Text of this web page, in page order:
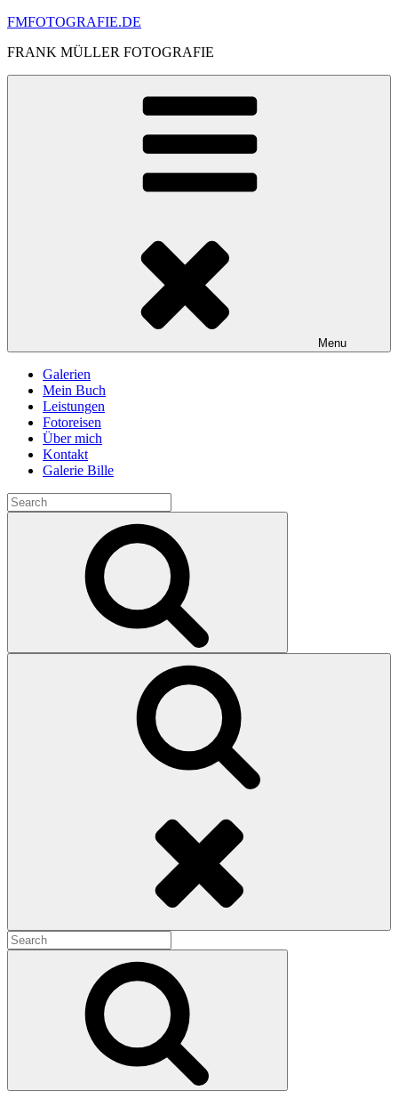
Skip
content
FMFOTOGRAFIE.DE
FRANK MÜLLER FOTOGRAFIE
Menu
Galerien
Mein Buch
Leistungen
Fotoreisen
Über mich
Kontakt
Galerie Bille
Search
for:
Search
for: